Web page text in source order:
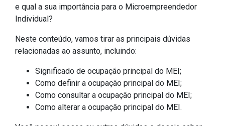
e qual a sua importância para o Microempreendedor
Individual?
Neste conteúdo, vamos tirar as principais dúvidas
relacionadas ao assunto, incluindo:
Significado de ocupação principal do MEI;
Como definir a ocupação principal do MEI;
Como consultar a ocupação principal do MEI;
Como alterar a ocupação principal do MEI.